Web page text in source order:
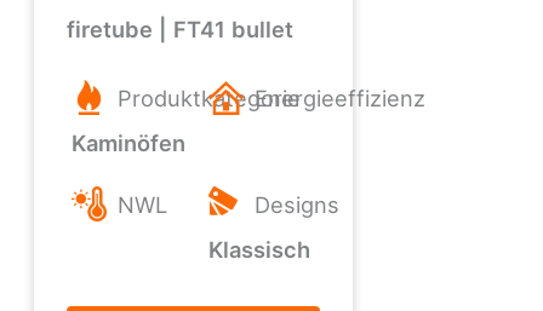
firetube | FT41 bullet
Produktkategorie
Kaminöfen
Energieeffizienz
NWL
Designs
Klassisch